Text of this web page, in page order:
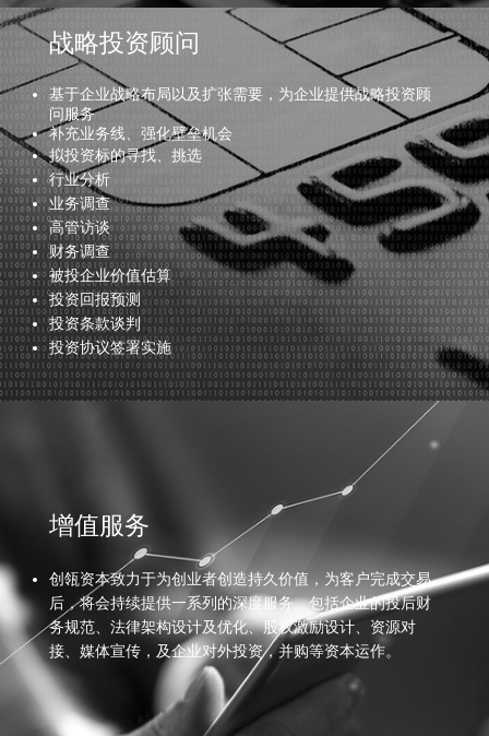
战略投资顾问
基于企业战略布局以及扩张需要，为企业提供战略投资顾
问服务
补充业务线、强化壁垒机会
拟投资标的寻找、挑选
行业分析
业务调查
高管访谈
财务调查
被投企业价值估算
投资回报预测
投资条款谈判
投资协议签署实施
增值服务
创瓴资本致力于为创业者创造持久价值，为客户完成交易
后，将会持续提供一系列的深度服务。包括企业的投后财
务规范、法律架构设计及优化、股权激励设计、资源对
接、媒体宣传，及企业对外投资，并购等资本运作。